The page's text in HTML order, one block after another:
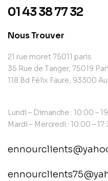
01 43 38 77 32
Nous Trouver
21 rue moret 75011 paris
35 Rue de Tanger, 75019
118 Bd Félix Faure, 93300
Lundi – Dimanche : 10:00 –
Mardi – Mercredi : 10:00 –